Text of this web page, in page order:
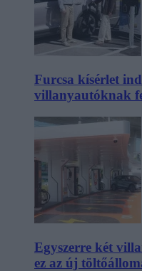
Furcsa kísérlet
villanyautóknak
Egyszerre két
ez az új